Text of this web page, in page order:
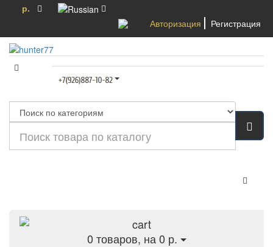
р.
Авторизация
Регистрация
0 товаров, на 0 р.